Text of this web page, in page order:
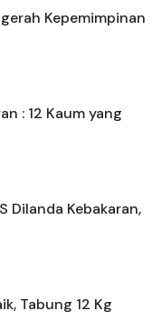
Kepemimpinan
: 12 Kaum yang
Dilanda Kebakaran,
Tabung 12 Kg